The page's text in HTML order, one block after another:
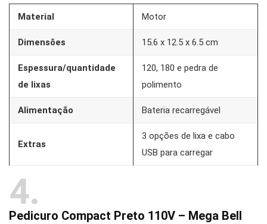
Material Motor
Dimensões ‎15.6 x 12.5 x 6.5 cm
Espessura/quantidade
de lixas
120, 180 e pedra de
polimento
Alimentação Bateria recarregável
Extras
3 opções de lixa e cabo
USB para carregar
4
Pedicuro Compact Preto 110V – Mega Bell